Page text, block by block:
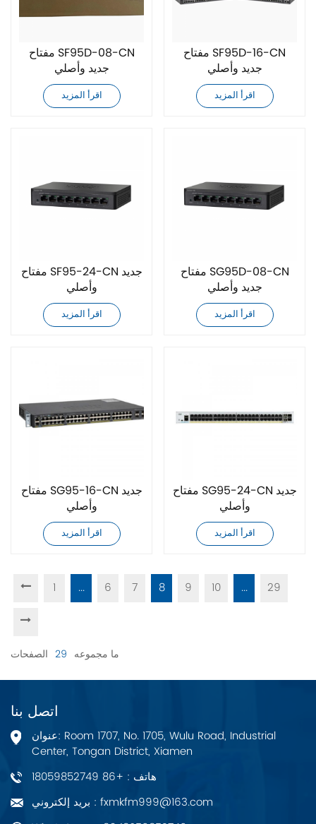
مفتاح SF95D-08-CN
جديد وأصلي
اقرأ المزيد
مفتاح SF95D-16-CN
جديد وأصلي
اقرأ المزيد
مفتاح SF95-24-CN جديد
وأصلي
اقرأ المزيد
مفتاح SG95D-08-CN
جديد وأصلي
اقرأ المزيد
مفتاح SG95-16-CN جديد
وأصلي
اقرأ المزيد
مفتاح SG95-24-CN جديد
وأصلي
اقرأ المزيد
1 ... 6 7 8 9 10 ... 29
ما مجموعه 29 الصفحات
اتصل بنا
عنوان: Room 1707, No. 1705, Wulu Road, Industrial
Center, Tongan District, Xiamen
هاتف : +86 18059852749
بريد إلكتروني : fxmkfm999@163.com